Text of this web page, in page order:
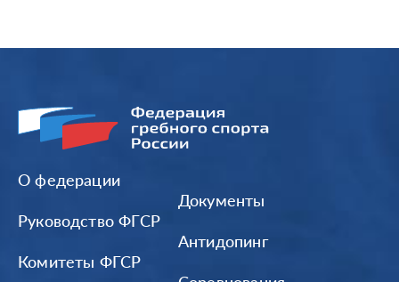
О федерации
Руководство ФГСР
Комитеты ФГСР
Документы
Антидопинг